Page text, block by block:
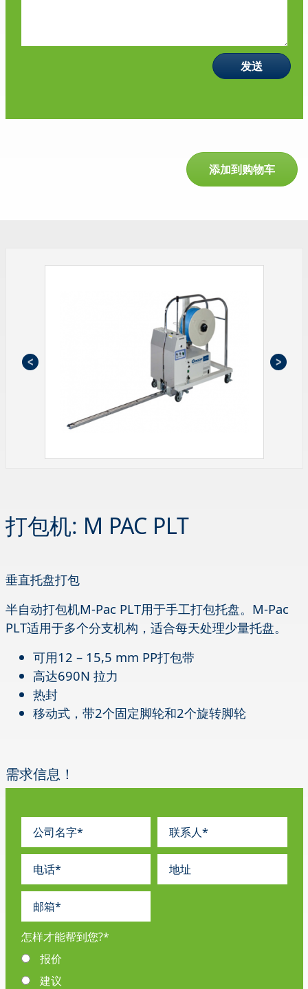
添加到购物车
打包机: M PAC PLT
垂直托盘打包
半自动打包机M-Pac PLT用于手工打包托盘。M-Pac
PLT适用于多个分支机构，适合每天处理少量托盘。
可用12 – 15,5 mm PP打包带
高达690N 拉力
热封
移动式，带2个固定脚轮和2个旋转脚轮
需求信息！
怎样才能帮到您?*
报价
建议